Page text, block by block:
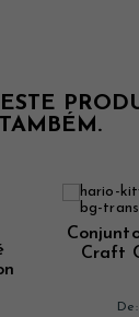
TAMBÉM.
Craft
De: